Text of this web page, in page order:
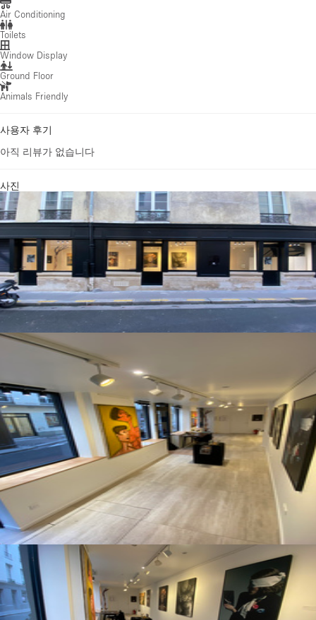
Air Conditioning
Toilets
Window Display
Ground Floor
Animals Friendly
사용자 후기
아직 리뷰가 없습니다
사진